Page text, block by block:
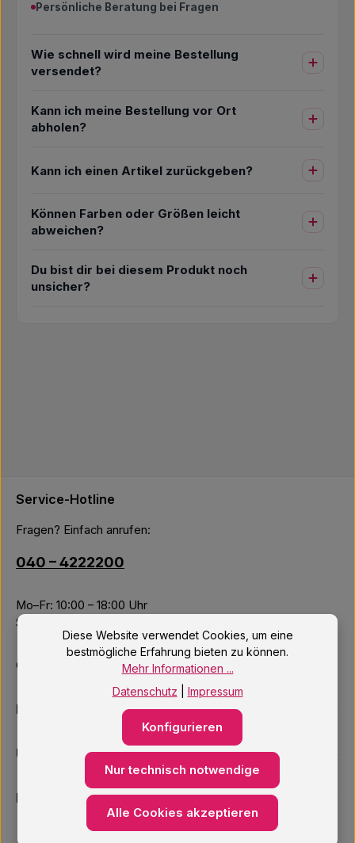
Persönliche Beratung bei Fragen
Wie schnell wird meine Bestellung
versendet?
Kann ich meine Bestellung vor Ort
abholen?
Kann ich einen Artikel zurückgeben?
Können Farben oder Größen leicht
abweichen?
Du bist dir bei diesem Produkt noch
unsicher?
Service-Hotline
Fragen? Einfach anrufen:
040 – 4222200
Mo–Fr: 10:00 – 18:00 Uhr
Sa: 09:00 – 14:00 Uhr
Oder über unser Kontaktformular.
Informationen
Unsere Services
Newsletter
Diese Website verwendet Cookies, um eine
bestmögliche Erfahrung bieten zu können.
Mehr Informationen ...
Datenschutz
Impressum
Nur technisch notwendige
Konfigurieren
Alle Cookies akzeptieren